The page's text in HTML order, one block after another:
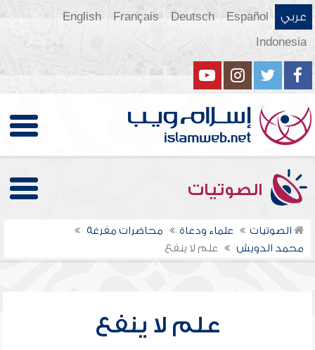
عربي Español
Deutsch
Français
English
Indonesia
الصوتيات
الصوتيات علماء ودعاة
محاضرات مفرغة
محمد الدويش
علم لا ينفع
علم لا ينفع